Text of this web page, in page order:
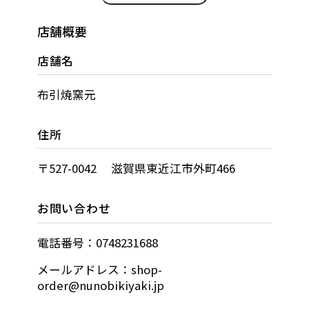
店舗概要
店舗名
布引焼窯元
住所
〒527-0042 滋賀県東近江市外町466
お問い合わせ
電話番号：0748231688
メールアドレス：shop-
order@nunobikiyaki.jp